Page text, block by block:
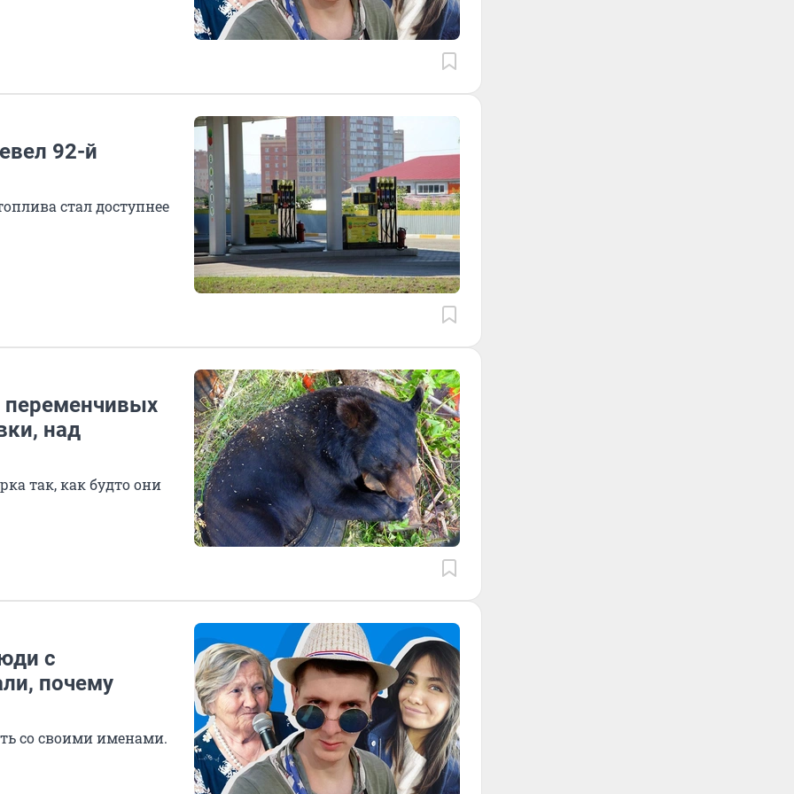
92-й
стал доступнее
переменчивых
над
так, как будто они
с
почему
со своими именами.